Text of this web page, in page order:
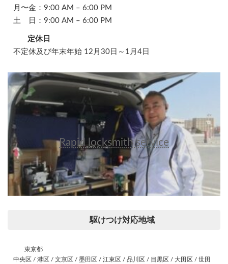
月〜金：9:00 AM – 6:00 PM
土 日：9:00 AM – 6:00 PM
定休日
不定休及び年末年始 12月30日～1月4日
Rapid locksmith service
駆けつけ対応地域
東京都
中央区 / 港区 / 文京区 / 墨田区 / 江東区 / 品川区 / 目黒区 / 大田区 / 世田